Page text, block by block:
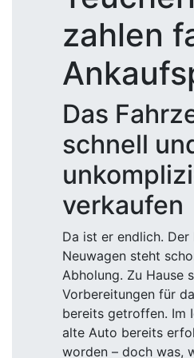
zahlen
Das
schnell
verkaufen
Da ist er endlich. Der
Neuwagen steht
Abholung. Zu Hause
Vorbereitungen für
bereits getroffen. Im
alte Auto bereits
worden – doch was,